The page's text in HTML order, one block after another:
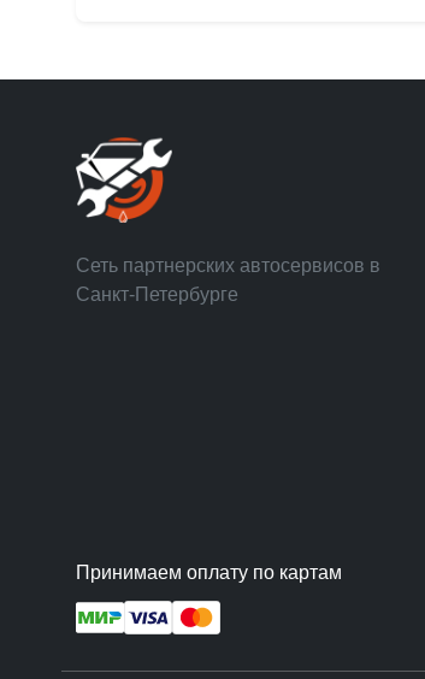
Сеть партнерских автосервисов в
Санкт-Петербурге
Принимаем оплату по картам